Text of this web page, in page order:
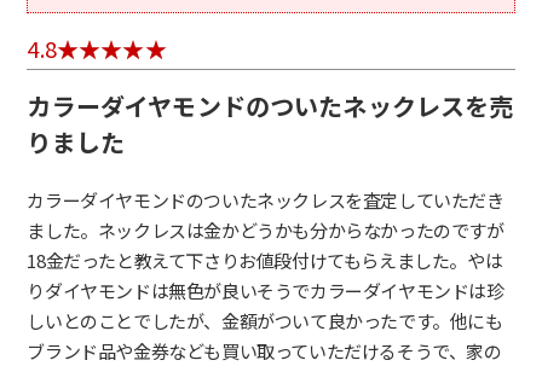
4.8
カラーダイヤモンドのついたネックレスを売
りました
カラーダイヤモンドのついたネックレスを査定していただき
ました。ネックレスは金かどうかも分からなかったのですが
18金だったと教えて下さりお値段付けてもらえました。やは
りダイヤモンドは無色が良いそうでカラーダイヤモンドは珍
しいとのことでしたが、金額がついて良かったです。他にも
ブランド品や金券なども買い取っていただけるそうで、家の